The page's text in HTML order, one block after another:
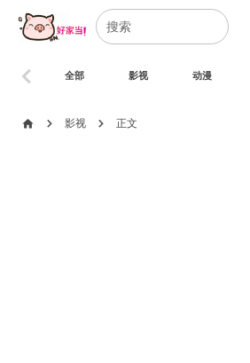
全部 影视 动漫
chevron_left
home chevron_right 影视 chevron_right 正文